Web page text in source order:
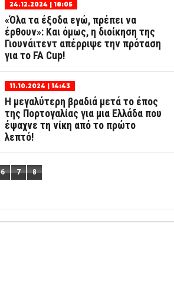
24.12.2024 | 18:05
«Όλα τα έξοδα εγώ, πρέπει να
έρθουν»: Και όμως, η διοίκηση της
Γιουνάιτεντ απέρριψε την πρόταση
για το FA Cup!
11.10.2024 | 14:43
Η μεγαλύτερη βραδιά μετά το έπος
της Πορτογαλίας για μια Ελλάδα που
έψαχνε τη νίκη από το πρώτο
λεπτό!
6 7 8